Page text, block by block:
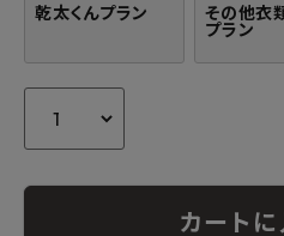
乾太くんプラン その他衣
プラン
カート